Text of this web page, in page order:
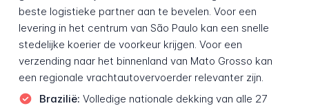
beste logistieke partner aan te bevelen. Voor een
levering in het centrum van São Paulo kan een snelle
stedelijke koerier de voorkeur krijgen. Voor een
verzending naar het binnenland van Mato Grosso kan
een regionale vrachtautovervoerder relevanter zijn.
Brazilië: Volledige nationale dekking van alle 27